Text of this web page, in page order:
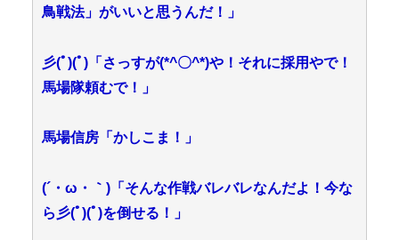
鳥戦法」がいいと思うんだ！」
彡(ﾟ)(ﾟ)「さっすが(*^〇^*)や！それに採用やで！
馬場隊頼むで！」
馬場信房「かしこま！」
(´・ω・｀)「そんな作戦バレバレなんだよ！今な
ら彡(ﾟ)(ﾟ)を倒せる！」